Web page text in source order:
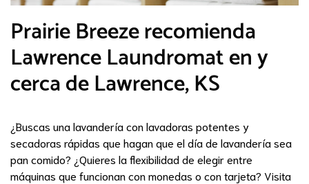
Prairie Breeze recomienda
Lawrence Laundromat en y
cerca de Lawrence, KS
¿Buscas una lavandería con lavadoras potentes y
secadoras rápidas que hagan que el día de lavandería sea
pan comido? ¿Quieres la flexibilidad de elegir entre
máquinas que funcionan con monedas o con tarjeta? Visita